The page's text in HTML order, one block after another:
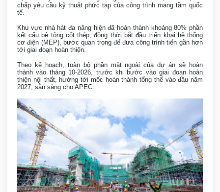
chấp yêu cầu kỹ thuật phức tạp của công trình mang tầm quốc
tế.
Khu vực nhà hát đa năng hiện đã hoàn thành khoảng 80% phần
kết cấu bê tông cốt thép, đồng thời bắt đầu triển khai hệ thống
cơ điện (MEP), bước quan trọng để đưa công trình tiến gần hơn
tới giai đoạn hoàn thiện.
Theo kế hoạch, toàn bộ phần mặt ngoài của dự án sẽ hoàn
thành vào tháng 10-2026, trước khi bước vào giai đoạn hoàn
thiện nội thất, hướng tới mốc hoàn thành tổng thể vào đầu năm
2027, sẵn sàng cho APEC.